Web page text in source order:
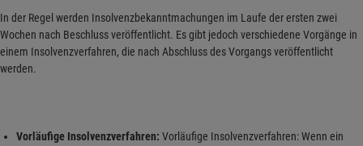
In der Regel werden Insolvenzbekanntmachungen im Laufe der ersten zwei
Wochen nach Beschluss veröffentlicht. Es gibt jedoch verschiedene Vorgänge in
einem Insolvenzverfahren, die nach Abschluss des Vorgangs veröffentlicht
werden.
Vorläufige Insolvenzverfahren: Vorläufige Insolvenzverfahren: Wenn ein